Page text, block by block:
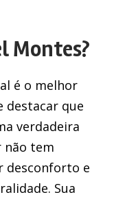
Montes?
é o melhor
destacar que
verdadeira
não tem
desconforto e
Sua